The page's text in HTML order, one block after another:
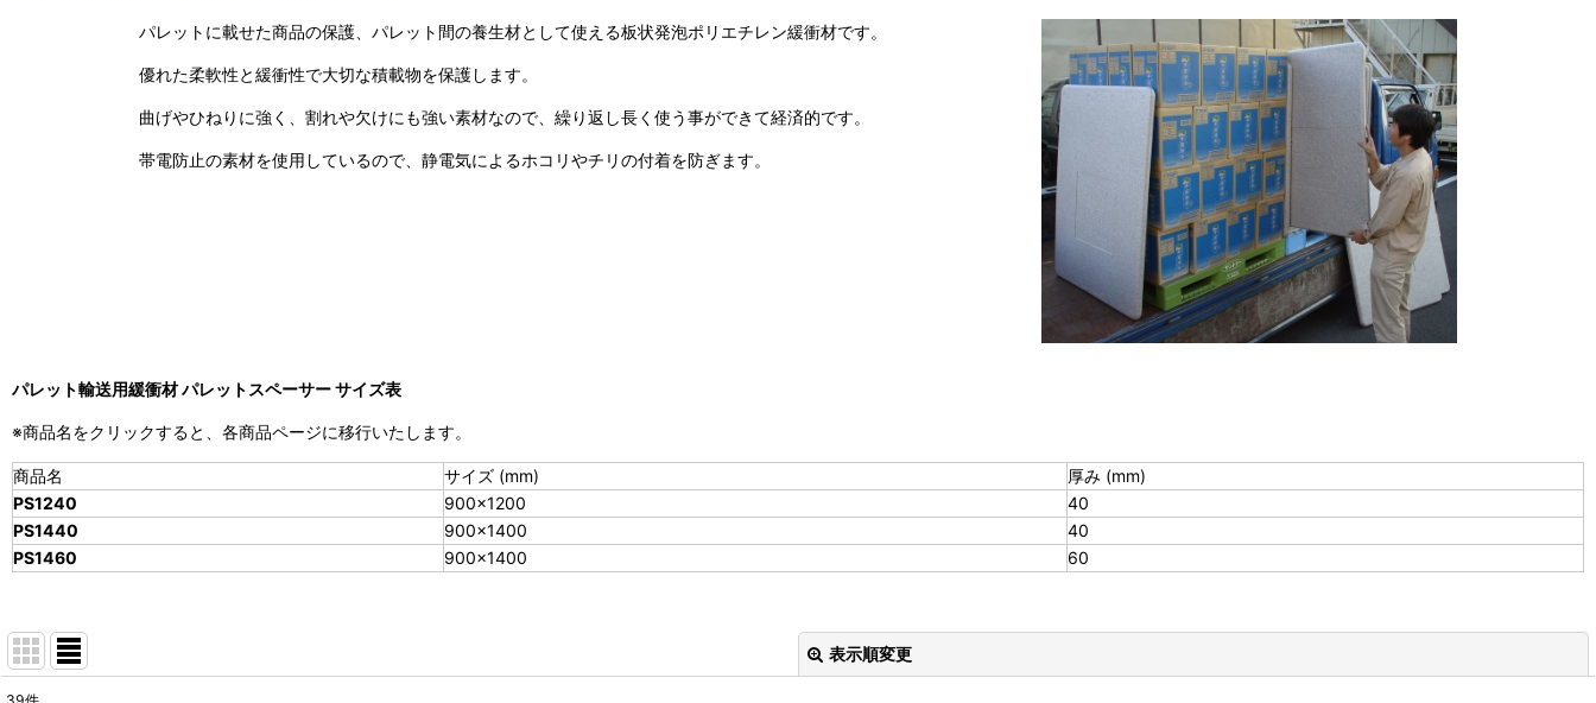
パレットに載せた商品の保護、パレット間の養生材として使える板状発泡ポリエチレン緩衝材です。
優れた柔軟性と緩衝性で大切な積載物を保護します。
曲げやひねりに強く、割れや欠けにも強い素材なので、繰り返し長く使う事ができて経済的です。
帯電防止の素材を使用しているので、静電気によるホコリやチリの付着を防ぎます。
パレット輸送用緩衝材 パレットスペーサー サイズ表
※商品名をクリックすると、各商品ページに移行いたします。
商品名 サイズ (mm)
厚み (mm)
PS1240
900×1200
40
PS1440
900×1400
40
PS1460
900×1400 60
表示順変更